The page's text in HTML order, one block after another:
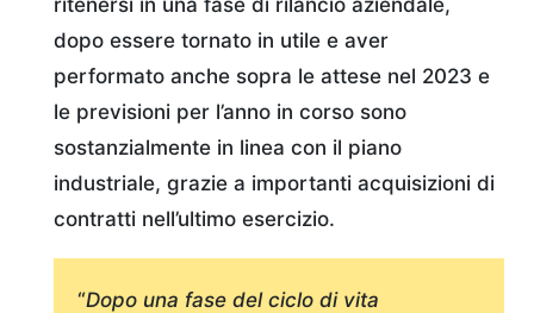
dopo essere tornato in utile e aver
performato anche sopra le attese nel 2023 e
le previsioni per l’anno in corso sono
sostanzialmente in linea con il piano
industriale, grazie a importanti acquisizioni di
contratti nell’ultimo esercizio.
“Dopo una fase del ciclo di vita